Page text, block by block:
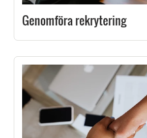
Genomföra rekrytering